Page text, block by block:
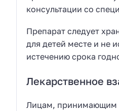
консультации со
Препарат следует
для детей месте и не
истечению срока
Лекарственное
Лицам, принимающим